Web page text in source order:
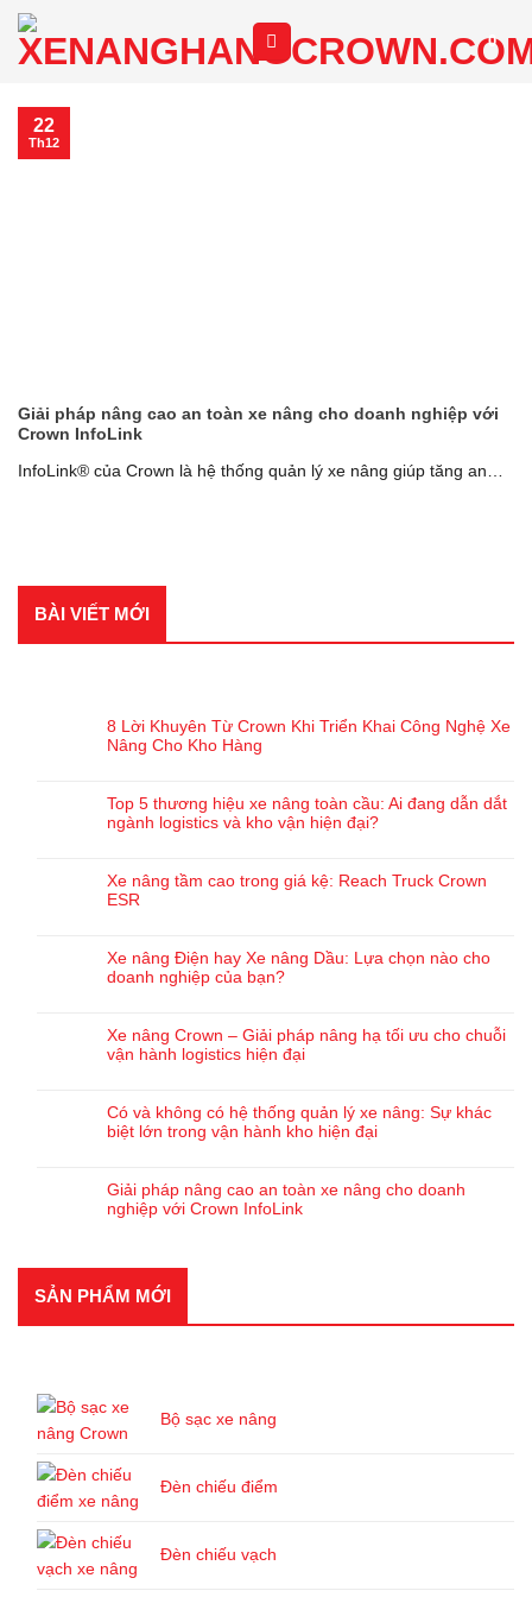
Chuyển
đến
dung
0
Giải pháp nâng cao an toàn xe nâng cho doanh nghiệp với
Crown InfoLink
InfoLink® của Crown là hệ thống quản lý xe nâng giúp tăng an
22
Th12
BÀI VIẾT MỚI
8 Lời Khuyên Từ Crown Khi Triển Khai Công Nghệ Xe
Nâng Cho Kho Hàng
Top 5 thương hiệu xe nâng toàn cầu: Ai đang dẫn dắt
ngành logistics và kho vận hiện đại?
Xe nâng tầm cao trong giá kệ: Reach Truck Crown
ESR
Xe nâng Điện hay Xe nâng Dầu: Lựa chọn nào cho
doanh nghiệp của bạn?
Xe nâng Crown – Giải pháp nâng hạ tối ưu cho chuỗi
vận hành logistics hiện đại
Có và không có hệ thống quản lý xe nâng: Sự khác
biệt lớn trong vận hành kho hiện đại
Giải pháp nâng cao an toàn xe nâng cho doanh
nghiệp với Crown InfoLink
SẢN PHẨM MỚI
Bộ sạc xe nâng
Đèn chiếu điểm
Đèn chiếu vạch